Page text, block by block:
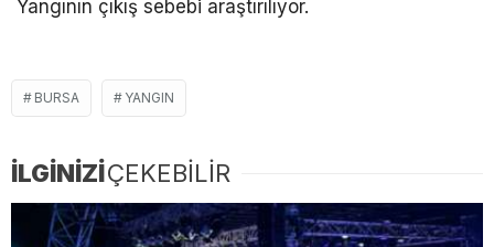
Yangının çıkış sebebi araştırılıyor.
BURSA YANGIN
İLGİNİZİÇEKEBİLİR